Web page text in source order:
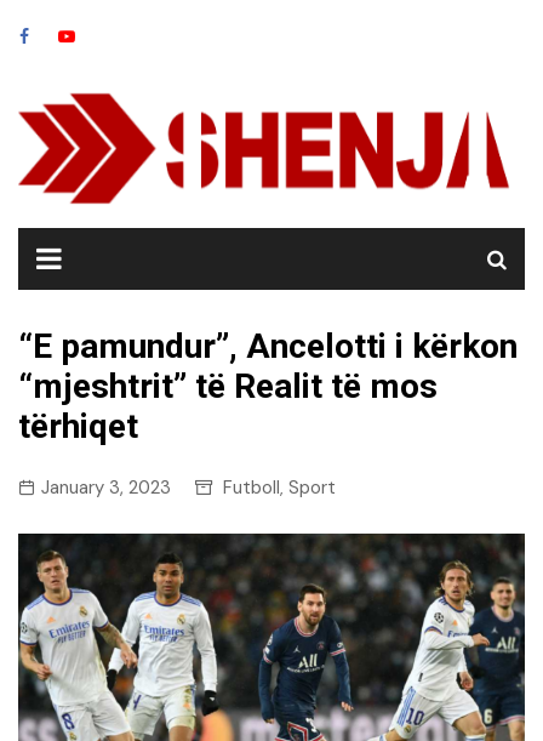
“E pamundur”, Ancelotti i kërkon
“mjeshtrit” të Realit të mos
tërhiqet
January 3, 2023 Futboll, Sport